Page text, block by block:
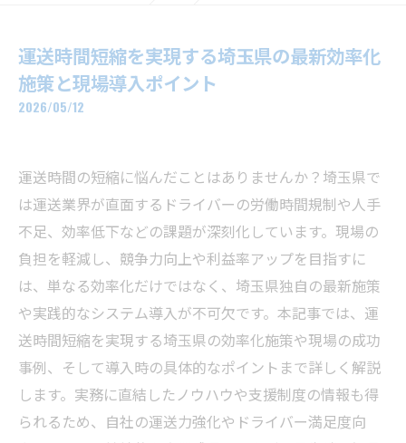
運送時間短縮を実現する埼玉県の最新効率化
施策と現場導入ポイント
2026/05/12
運送時間の短縮に悩んだことはありませんか？埼玉県で
は運送業界が直面するドライバーの労働時間規制や人手
不足、効率低下などの課題が深刻化しています。現場の
負担を軽減し、競争力向上や利益率アップを目指すに
は、単なる効率化だけではなく、埼玉県独自の最新施策
や実践的なシステム導入が不可欠です。本記事では、運
送時間短縮を実現する埼玉県の効率化施策や現場の成功
事例、そして導入時の具体的なポイントまで詳しく解説
します。実務に直結したノウハウや支援制度の情報も得
られるため、自社の運送力強化やドライバー満足度向